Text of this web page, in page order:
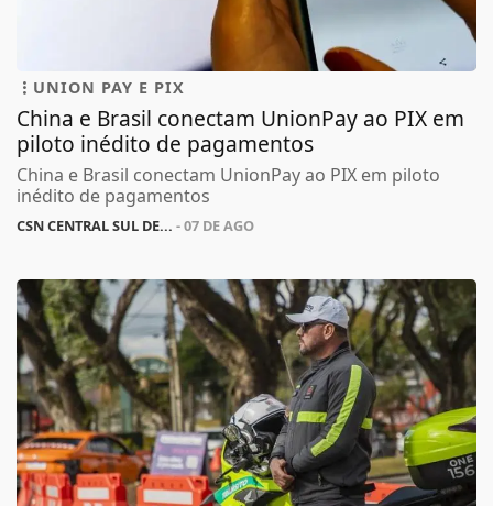
UNION PAY E PIX
China e Brasil conectam UnionPay ao PIX em
piloto inédito de pagamentos
China e Brasil conectam UnionPay ao PIX em piloto
inédito de pagamentos
CSN CENTRAL SUL DE... - 07 DE AGO